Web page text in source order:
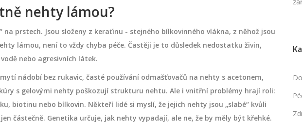
nehty lámou?
na prstech. Jsou složeny z keraťinu - stejného bílkovinného vlákna, z něhož jsou
lámou, není to vždy chyba péče. Častěji je to důsledek nedostatku živin,
nebo agresivních látek.
nádobí bez rukavic, časté používání odmašťovačů na nehty s acetonem,
s gelovými nehty poškozují strukturu nehtu. Ale i vnitřní problémy hrají roli:
biotinu nebo bílkovin. Někteří lidé si myslí, že jejich nehty jsou „slabé“ kvůli
částečně. Genetika určuje, jak nehty vypadají, ale ne, že by měly být křehké.